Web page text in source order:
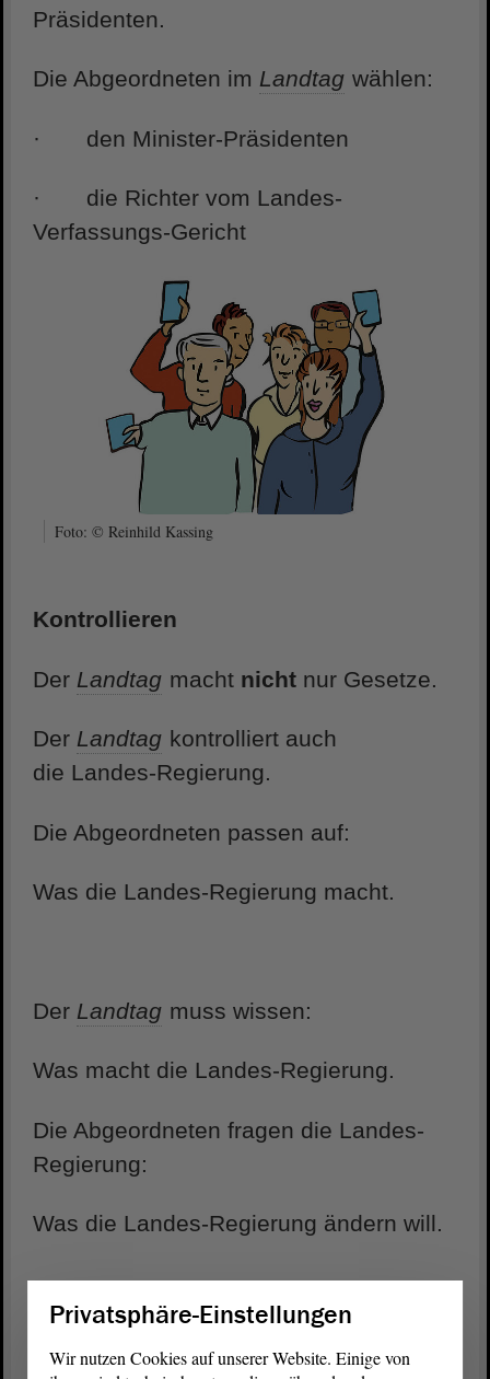
Präsidenten.
Die Abgeordneten im Landtag wählen:
· den Minister-Präsidenten
· die Richter vom Landes-
Verfassungs-Gericht
Foto: © Reinhild Kassing
Kontrollieren
Der Landtag macht nicht nur Gesetze.
Der Landtag kontrolliert auch
die Landes-Regierung.
Die Abgeordneten passen auf:
Was die Landes-Regierung macht.
Der Landtag muss wissen:
Was macht die Landes-Regierung.
Die Abgeordneten fragen die Landes-
Regierung:
Was die Landes-Regierung ändern will.
Privatsphäre-Einstellungen
Wir nutzen Cookies auf unserer Website. Einige von